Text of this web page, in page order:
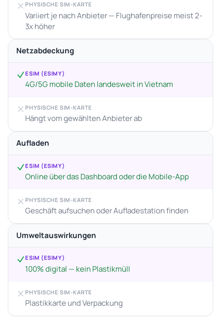
PHYSISCHE SIM-KARTE
Variiert je nach Anbieter — Flughafenpreise meist 2-
3x höher
Netzabdeckung
ESIM (ESIMY)
4G/5G mobile Daten landesweit in Vietnam
PHYSISCHE SIM-KARTE
Hängt vom gewählten Anbieter ab
Aufladen
ESIM (ESIMY)
Online über das Dashboard oder die Mobile-App
PHYSISCHE SIM-KARTE
Geschäft aufsuchen oder Aufladestation finden
Umweltauswirkungen
ESIM (ESIMY)
100% digital — kein Plastikmüll
PHYSISCHE SIM-KARTE
Plastikkarte und Verpackung